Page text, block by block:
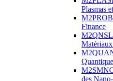
Plasmas
Finance
des